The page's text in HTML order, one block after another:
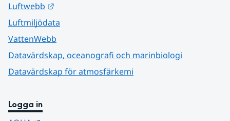
Luftwebb
Luftmiljödata
VattenWebb
Datavärdskap, oceanografi och marinbiologi
Datavärdskap för atmosfärkemi
Logga in